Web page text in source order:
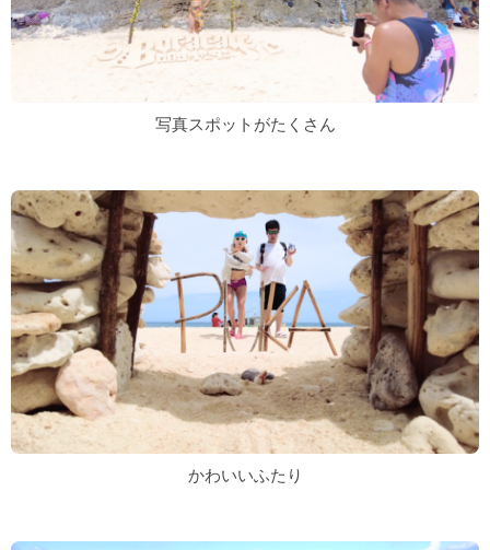
写真スポットがたくさん
かわいいふたり